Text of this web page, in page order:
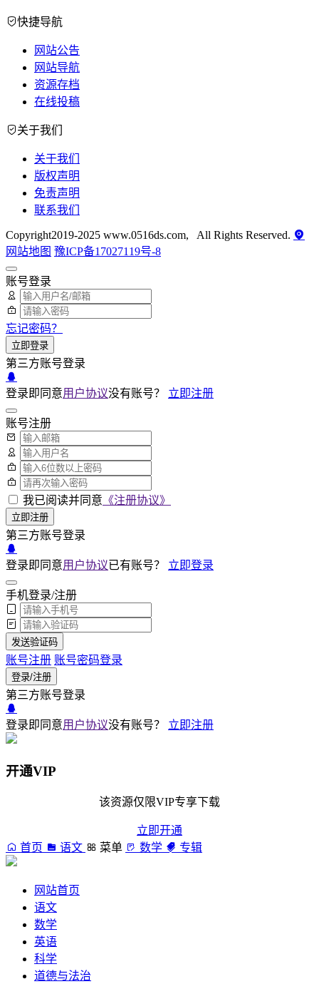
快捷导航
网站公告
网站导航
资源存档
在线投稿
关于我们
关于我们
版权声明
免责声明
联系我们
Copyright2019-2025 www.0516ds.com, All Rights Reserved.
网站地图 豫ICP备17027119号-8
账号登录
忘记密码？
立即登录
第三方账号登录
登录即同意用户协议没有账号？ 立即注册
账号注册
我已阅读并同意 《注册协议》
立即注册
第三方账号登录
登录即同意用户协议已有账号？ 立即登录
手机登录/注册
发送验证码
账号注册 账号密码登录
登录/注册
第三方账号登录
登录即同意用户协议没有账号？ 立即注册
开通VIP
该资源仅限VIP专享下载
立即开通
首页
语文 菜单 数学 专辑
网站首页
语文
数学
英语
科学
道德与法治